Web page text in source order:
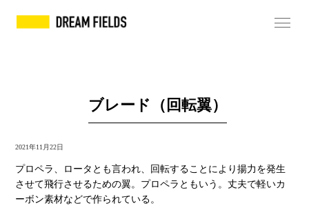
ブレード（回転翼）
2021年11月22日
プロペラ、ロータとも言われ、回転することにより揚力を発生
させて飛行させるための翼。プロペラともいう。丈夫で軽いカ
ーボン素材などで作られている。